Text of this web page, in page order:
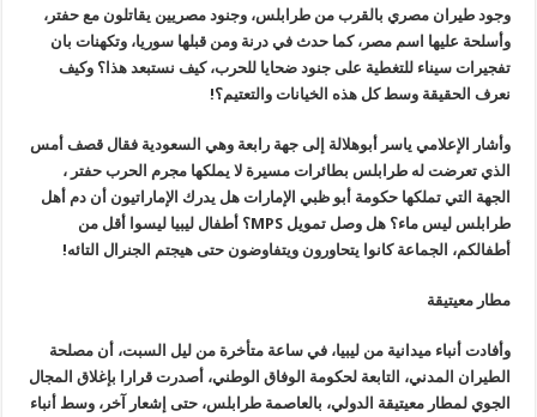
وجود طيران مصري بالقرب من طرابلس، وجنود مصريين يقاتلون مع حفتر،
وأسلحة عليها اسم مصر، كما حدث في درنة ومن قبلها سوريا، وتكهنات بان
تفجيرات سيناء للتغطية على جنود ضحايا للحرب، كيف نستبعد هذا؟ وكيف
نعرف الحقيقة وسط كل هذه الخيانات والتعتيم؟!
وأشار الإعلامي ياسر أبوهلالة إلى جهة رابعة وهي السعودية فقال قصف أمس
الذي تعرضت له طرابلس بطائرات مسيرة لا يملكها مجرم الحرب حفتر ،
الجهة التي تملكها حكومة أبو ظبي الإمارات هل يدرك الإماراتيون أن دم أهل
طرابلس ليس ماء؟ هل وصل تمويلMPS؟ أطفال ليبيا ليسوا أقل من
أطفالكم، الجماعة كانوا يتحاورون ويتفاوضون حتى هيجتم الجنرال التائه!
مطار معيتيقة
وأفادت أنباء ميدانية من ليبيا، في ساعة متأخرة من ليل السبت، أن مصلحة
الطيران المدني، التابعة لحكومة الوفاق الوطني، أصدرت قرارا بإغلاق المجال
الجوي لمطار معيتيقة الدولي، بالعاصمة طرابلس، حتى إشعار آخر، وسط أنباء